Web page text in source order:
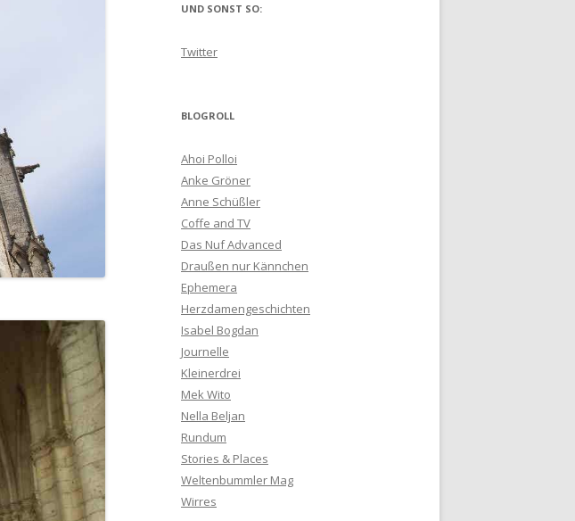
UND SONST SO:
Twitter
BLOGROLL
Ahoi Polloi
Anke Gröner
Anne Schüßler
Coffe and TV
Das Nuf Advanced
Draußen nur Kännchen
Ephemera
Herzdamengeschichten
Isabel Bogdan
Journelle
Kleinerdrei
Mek Wito
Nella Beljan
Rundum
Stories & Places
Weltenbummler Mag
Wirres